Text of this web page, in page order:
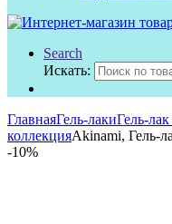
Search
Искать:
ГлавнаяГель-лакиГель-
коллекцияAkinami, Гель-
-10%